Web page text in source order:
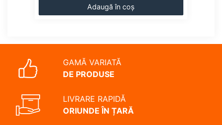
Adaugă în coș
GAMĂ VARIATĂ
DE PRODUSE
LIVRARE RAPIDĂ
ORIUNDE ÎN ȚARĂ